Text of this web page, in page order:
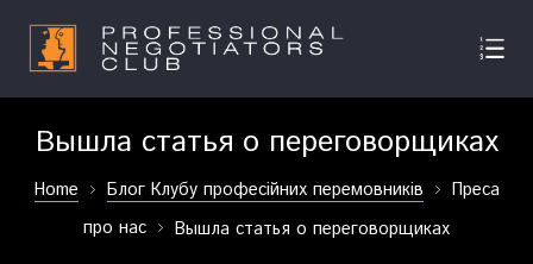
Вышла статья о переговорщиках
Home Блог Клубу професійних перемовників
Преса
про нас
Вышла статья о переговорщиках